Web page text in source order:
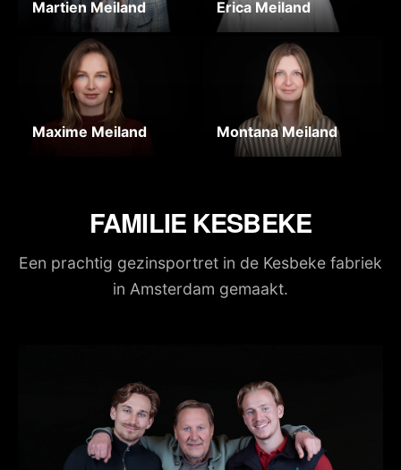
Martien Meiland Erica Meiland
Maxime Meiland Montana Meiland
FAMILIE KESBEKE
Een prachtig gezinsportret in de Kesbeke fabriek
in Amsterdam gemaakt.